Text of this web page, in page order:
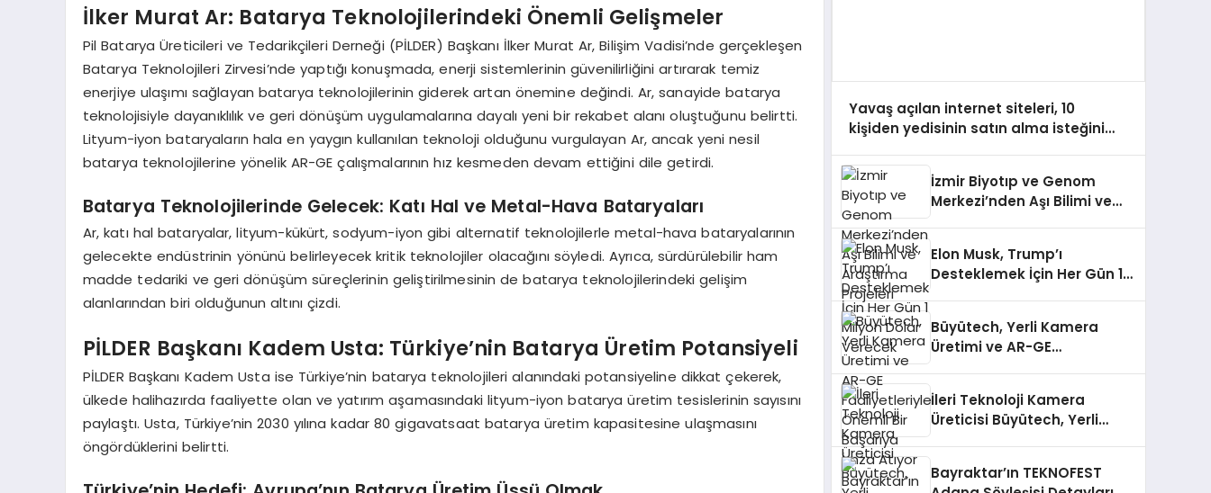
İlker Murat Ar: Batarya Teknolojilerindeki Önemli Gelişmeler
Pil Batarya Üreticileri ve Tedarikçileri Derneği (PİLDER) Başkanı İlker Murat Ar, Bilişim Vadisi’nde gerçekleşen
Batarya Teknolojileri Zirvesi’nde yaptığı konuşmada, enerji sistemlerinin güvenilirliğini artırarak temiz
enerjiye ulaşımı sağlayan batarya teknolojilerinin giderek artan önemine değindi. Ar, sanayide batarya
teknolojisiyle dayanıklılık ve geri dönüşüm uygulamalarına dayalı yeni bir rekabet alanı oluştuğunu belirtti.
Lityum-iyon bataryaların hala en yaygın kullanılan teknoloji olduğunu vurgulayan Ar, ancak yeni nesil
batarya teknolojilerine yönelik AR-GE çalışmalarının hız kesmeden devam ettiğini dile getirdi.
Batarya Teknolojilerinde Gelecek: Katı Hal ve Metal-Hava Bataryaları
Ar, katı hal bataryalar, lityum-kükürt, sodyum-iyon gibi alternatif teknolojilerle metal-hava bataryalarının
gelecekte endüstrinin yönünü belirleyecek kritik teknolojiler olacağını söyledi. Ayrıca, sürdürülebilir ham
madde tedariki ve geri dönüşüm süreçlerinin geliştirilmesinin de batarya teknolojilerindeki gelişim
alanlarından biri olduğunun altını çizdi.
PİLDER Başkanı Kadem Usta: Türkiye’nin Batarya Üretim Potansiyeli
PİLDER Başkanı Kadem Usta ise Türkiye’nin batarya teknolojileri alanındaki potansiyeline dikkat çekerek,
ülkede halihazırda faaliyette olan ve yatırım aşamasındaki lityum-iyon batarya üretim tesislerinin sayısını
paylaştı. Usta, Türkiye’nin 2030 yılına kadar 80 gigavatsaat batarya üretim kapasitesine ulaşmasını
öngördüklerini belirtti.
Yavaş açılan internet siteleri, 10
kişiden yedisinin satın alma isteğini
İzmir Biyotıp ve Genom
Merkezi’nden Aşı Bilimi ve
Elon Musk, Trump’ı
Desteklemek İçin Her Gün 1
Büyütech, Yerli Kamera
Üretimi ve AR-GE
İleri Teknoloji Kamera
Üreticisi Büyütech, Yerli
Bayraktar’ın TEKNOFEST